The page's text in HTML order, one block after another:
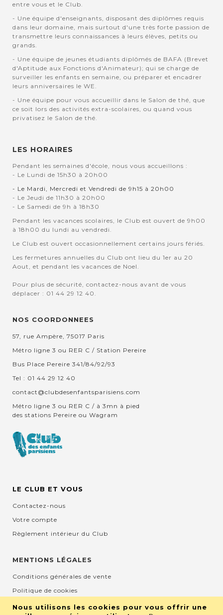
Nous utilisons les cookies pour vous offrir une
entre vous et le Club.
- Une équipe d'enseignants, disposant des diplômes requis
dans leur domaine, mais surtout d'une très forte passion de
transmettre leurs connaissances à leurs élèves, petits ou
grands.
- Une équipe de jeunes étudiants diplômés de BAFA (Brevet
d'Aptitude aux Fonctions d'Animateur); qui se charge de
surveiller les enfants en semaine, ou préparer et encadrer
leurs anniversaires le WE.
- Une équipe pour vous accueillir dans le Salon de thé, que
ce soit lors des activités extra-scolaires, ou quand vous
privatisez le Salon de thé.
LES HORAIRES
Pendant les semaines d'école, nous vous accueillons :
- Le Lundi de 15h30 à 20h00
- Le Mardi, Mercredi et Vendredi de 9h15 à 20h00
- Le Jeudi de 11h30 à 20h00
- Le Samedi de 9h à 18h30
Pendant les vacances scolaires, le Club est ouvert de 9h00
à 18h00 du lundi au vendredi.
Le Club est ouvert occasionnellement certains jours fériés.
Les fermetures annuelles du Club ont lieu du 1er au 20
Aout, et pendant les vacances de Noel.
Pour plus de sécurité, contactez-nous avant de vous
déplacer : 01 44 29 12 40.
NOS COORDONNEES
57, rue Ampère, 75017 Paris
Métro ligne 3 ou RER C / Station Pereire
Bus Place Pereire 341/84/92/93
Tel : 01 44 29 12 40
contact@clubdesenfantsparisiens.com
Métro ligne 3 ou RER C / à 3mn à pied
des stations Pereire ou Wagram
LE CLUB ET VOUS
Contactez-nous
Votre compte
Règlement intérieur du Club
MENTIONS LÉGALES
Conditions générales de vente
Politique de cookies
Mentions légales et CGU